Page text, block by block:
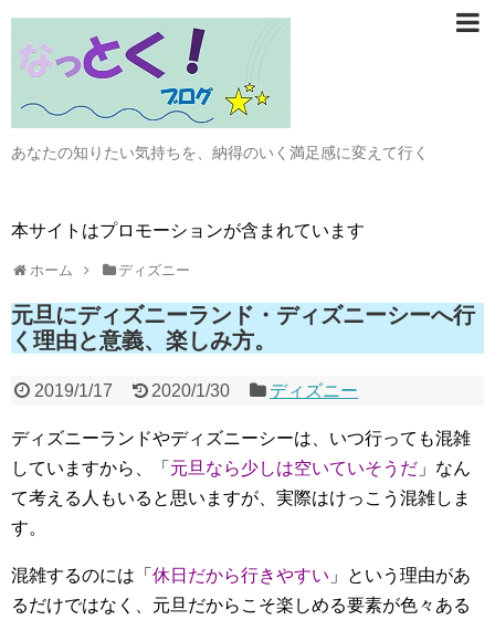
あなたの知りたい気持ちを、納得のいく満足感に変えて行く
本サイトはプロモーションが含まれています
ホーム ディズニー
元旦にディズニーランド・ディズニーシーへ行
く理由と意義、楽しみ方。
2019/1/17 2020/1/30 ディズニー
ディズニーランドやディズニーシーは、いつ行っても混雑
していますから、「 元旦なら少しは空いていそうだ 」なん
て考える人もいると思いますが、実際はけっこう混雑しま
す。
混雑するのには「 休日だから行きやすい 」という理由があ
るだけではなく、元旦だからこそ楽しめる要素が色々ある